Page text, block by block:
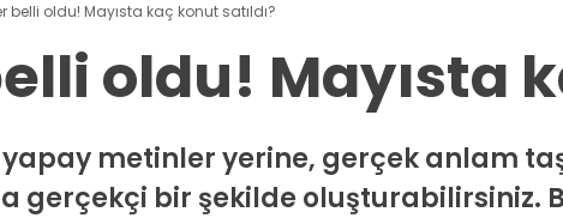
belli oldu! Mayısta kaç konut satıldı?
oldu! Mayısta
metinler yerine, gerçek anlam
gerçekçi bir şekilde oluşturabilirsiniz.